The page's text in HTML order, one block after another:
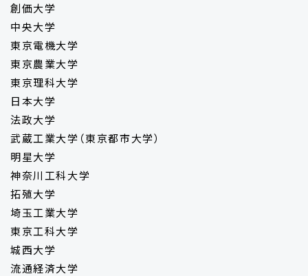
創価大学
中央大学
東京電機大学
東京農業大学
東京理科大学
日本大学
法政大学
武蔵工業大学（東京都市大学）
明星大学
神奈川工科大学
拓殖大学
埼玉工業大学
東京工科大学
城西大学
流通経済大学